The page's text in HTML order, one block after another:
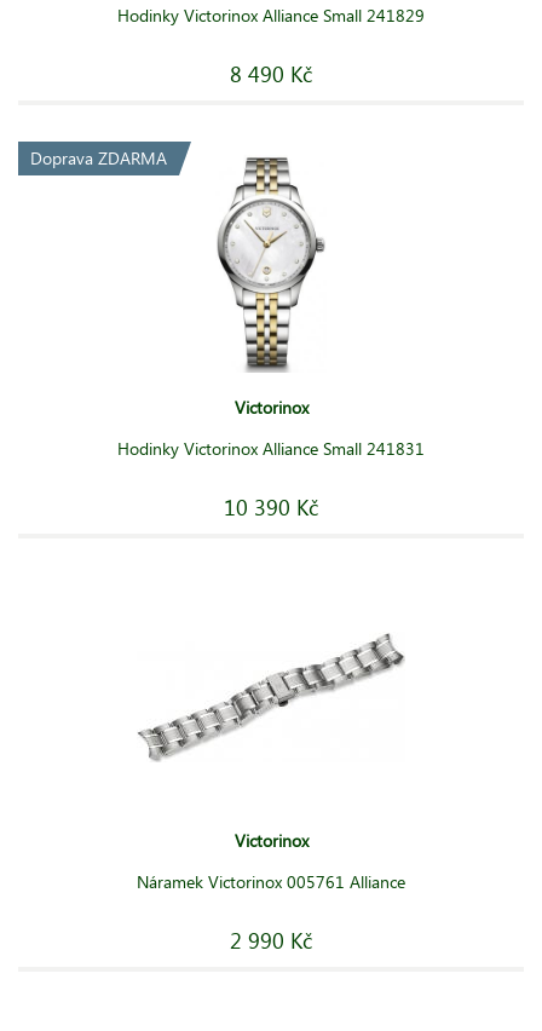
Hodinky Victorinox Alliance Small 241829
8 490 Kč
Doprava ZDARMA
Victorinox
Hodinky Victorinox Alliance Small 241831
10 390 Kč
Victorinox
Náramek Victorinox 005761 Alliance
2 990 Kč